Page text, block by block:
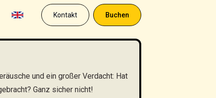
Kontakt Buchen
und ein großer Verdacht: Hat
Ganz sicher nicht!